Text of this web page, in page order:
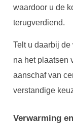
waardoor u de
terugverdiend.
Telt u daarbij
na het plaatsen
aanschaf van
verstandige
Verwarming